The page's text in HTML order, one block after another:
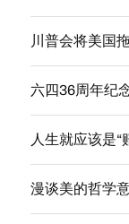
川普会将美国
六四36周年纪
人生就应该是“
漫谈美的哲学